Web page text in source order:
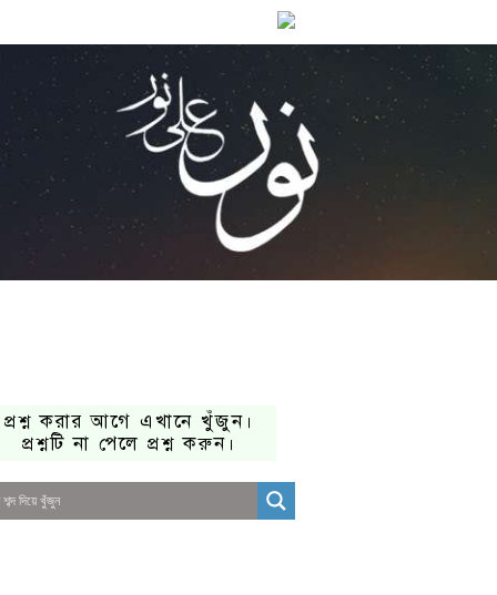
প্রশ্ন করার আগে এখানে খুঁজুন।
প্রশ্নটি না পেলে প্রশ্ন করুন।